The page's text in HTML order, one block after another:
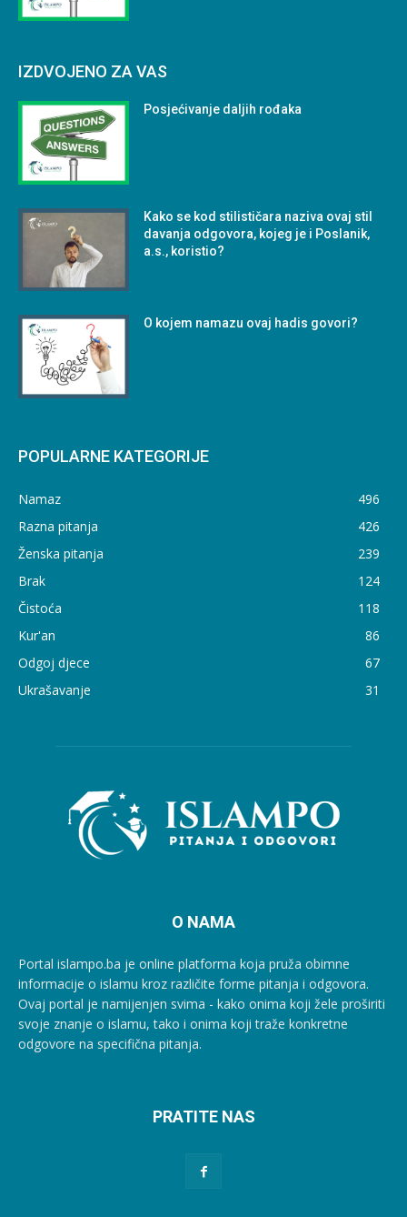
IZDVOJENO ZA VAS
Posjećivanje daljih rođaka
Kako se kod stilističara naziva ovaj stil
davanja odgovora, kojeg je i Poslanik,
a.s., koristio?
O kojem namazu ovaj hadis govori?
POPULARNE KATEGORIJE
Namaz
496
Razna pitanja
426
Ženska pitanja
239
Brak
124
Čistoća
118
Kur'an
86
Odgoj djece
67
Ukrašavanje
31
O NAMA
Portal islampo.ba je online platforma koja pruža obimne
informacije o islamu kroz različite forme pitanja i odgovora.
Ovaj portal je namijenjen svima - kako onima koji žele proširiti
svoje znanje o islamu, tako i onima koji traže konkretne
odgovore na specifična pitanja.
PRATITE NAS